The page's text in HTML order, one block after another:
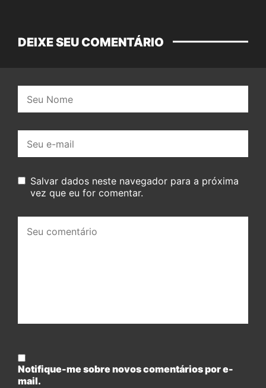
DEIXE SEU COMENTÁRIO
mail:
Salvar dados neste navegador para a próxima
vez que eu for comentar.
comentário:
Notifique-me sobre novos comentários por e-
mail.